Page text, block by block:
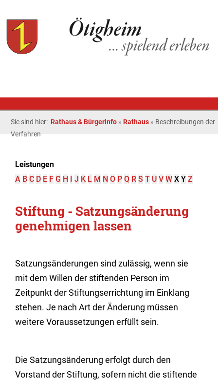
Sie sind hier: Rathaus & Bürgerinfo » Rathaus » Beschreibungen der
Verfahren
Leistungen
A B C D E F G H I J K L M N O P Q R S T U V W X Y Z
Stiftung - Satzungsänderung
genehmigen lassen
Satzungsänderungen sind zulässig, wenn sie
mit dem Willen der stiftenden Person im
Zeitpunkt der Stiftungserrichtung im Einklang
stehen. Je nach Art der Änderung müssen
weitere Voraussetzungen erfüllt sein.
Die Satzungsänderung erfolgt durch den
Vorstand der Stiftung, sofern nicht die stiftende